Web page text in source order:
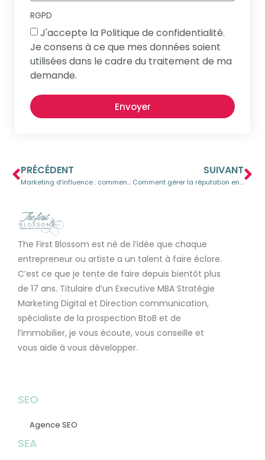
RGPD
J'accepte la Politique de confidentialité.
Je consens à ce que mes données soient
utilisées dans le cadre du traitement de ma
demande.
Envoyer
PRÉCÉDENT
Marketing d’influence : comment collaborer avec des influencers
SUIVANT
Comment gérer la réputation en ligne de votre marque
The First Blossom est né de l’idée que chaque
entrepreneur ou artiste a un talent à faire éclore.
C’est ce que je tente de faire depuis bientôt plus
de 17 ans. Titulaire d’un Executive MBA Stratégie
Marketing Digital et Direction communication,
spécialiste de la prospection BtoB et de
l’immobilier, je vous écoute, vous conseille et
vous aide à vous développer.
SEO
Agence SEO
SEA